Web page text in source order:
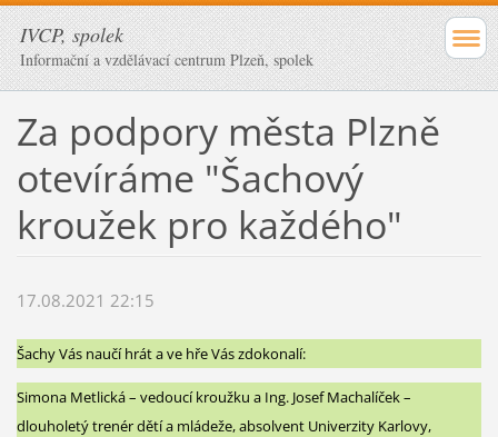
IVCP, spolek
Informační a vzdělávací centrum Plzeň, spolek
Za podpory města Plzně
otevíráme "Šachový
kroužek pro každého"
17.08.2021 22:15
Šachy Vás naučí hrát a ve hře Vás zdokonalí:
Simona Metlická – vedoucí kroužku a Ing. Josef Machalíček –
dlouholetý trenér dětí a mládeže, absolvent Univerzity Karlovy,